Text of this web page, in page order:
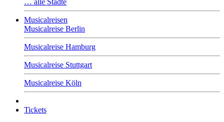
… alle Städte
Musicalreisen
Musicalreise Berlin
Musicalreise Hamburg
Musicalreise Stuttgart
Musicalreise Köln
Tickets